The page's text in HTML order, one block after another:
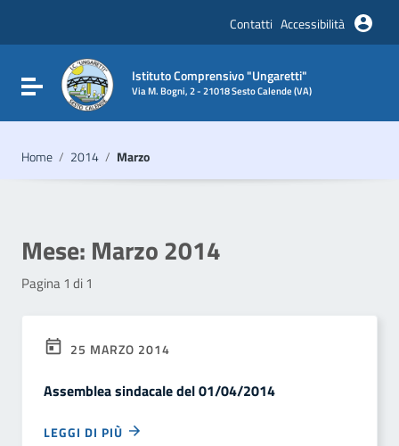
Vai al footer
Contatti Accessibilità
Attiva / disattiva la navigazione
Istituto Comprensivo "Ungaretti"
Via M. Bogni, 2 - 21018 Sesto Calende (VA)
Home / 2014 / Marzo
Mese: Marzo 2014
Pagina 1 di 1
25 MARZO 2014
Assemblea sindacale del 01/04/2014
LEGGI DI PIÙ